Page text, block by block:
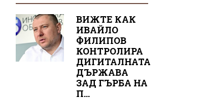
ВИЖТЕ КАК
ИВАЙЛО
ФИЛИПОВ
КОНТРОЛИРА
ДИГИТАЛНАТА
ДЪРЖАВА
ЗАД ГЪРБА НА
П...